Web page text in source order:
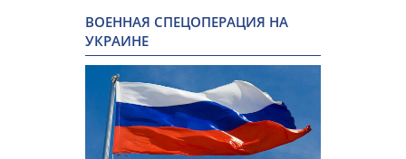
ВОЕННАЯ СПЕЦОПЕРАЦИЯ НА
УКРАИНЕ